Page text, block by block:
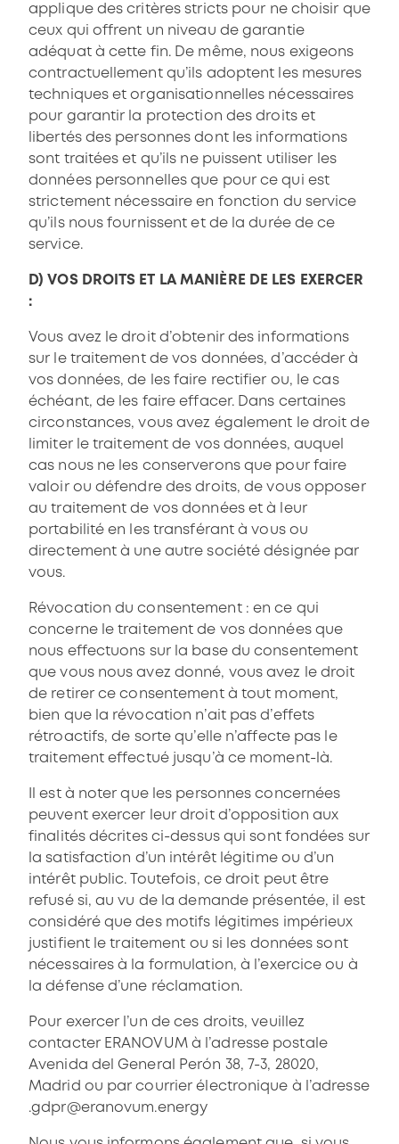
applique des critères stricts pour ne choisir que
ceux qui offrent un niveau de garantie
adéquat à cette fin. De même, nous exigeons
contractuellement qu’ils adoptent les mesures
techniques et organisationnelles nécessaires
pour garantir la protection des droits et
libertés des personnes dont les informations
sont traitées et qu’ils ne puissent utiliser les
données personnelles que pour ce qui est
strictement nécessaire en fonction du service
qu’ils nous fournissent et de la durée de ce
service.
D) VOS DROITS ET LA MANIÈRE DE LES EXERCER
:
Vous avez le droit d’obtenir des informations
sur le traitement de vos données, d’accéder à
vos données, de les faire rectifier ou, le cas
échéant, de les faire effacer. Dans certaines
circonstances, vous avez également le droit de
limiter le traitement de vos données, auquel
cas nous ne les conserverons que pour faire
valoir ou défendre des droits, de vous opposer
au traitement de vos données et à leur
portabilité en les transférant à vous ou
directement à une autre société désignée par
vous.
Révocation du consentement : en ce qui
concerne le traitement de vos données que
nous effectuons sur la base du consentement
que vous nous avez donné, vous avez le droit
de retirer ce consentement à tout moment,
bien que la révocation n’ait pas d’effets
rétroactifs, de sorte qu’elle n’affecte pas le
traitement effectué jusqu’à ce moment-là.
Il est à noter que les personnes concernées
peuvent exercer leur droit d’opposition aux
finalités décrites ci-dessus qui sont fondées sur
la satisfaction d’un intérêt légitime ou d’un
intérêt public. Toutefois, ce droit peut être
refusé si, au vu de la demande présentée, il est
considéré que des motifs légitimes impérieux
justifient le traitement ou si les données sont
nécessaires à la formulation, à l’exercice ou à
la défense d’une réclamation.
Pour exercer l’un de ces droits, veuillez
contacter ERANOVUM à l’adresse postale
Avenida del General Perón 38, 7-3, 28020,
Madrid ou par courrier électronique à l’adresse
.gdpr@eranovum.energy